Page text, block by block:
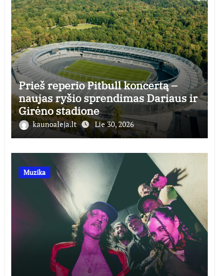
Prieš reperio Pitbull koncertą –
naujas ryšio sprendimas Dariaus ir
Girėno stadione
kaunoaleja.lt Lie 30, 2026
Muzika